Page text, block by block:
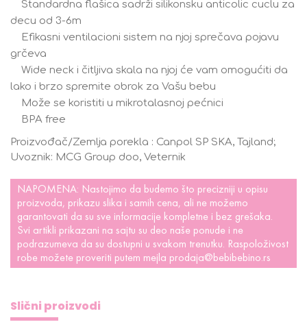
Standardna flašica sadrži silikonsku anticolic cuclu za
decu od 3-6m
Efikasni ventilacioni sistem na njoj sprečava pojavu
grčeva
Wide neck i čitljiva skala na njoj će vam omogućiti da
lako i brzo spremite obrok za Vašu bebu
Može se koristiti u mikrotalasnoj pećnici
BPA free
Proizvođač/Zemlja porekla : Canpol SP SKA, Tajland;
Uvoznik: MCG Group doo, Veternik
NAPOMENA: Nastojimo da budemo što precizniji u opisu
proizvoda, prikazu slika i samih cena, ali ne možemo
garantovati da su sve informacije kompletne i bez grešaka.
Svi artikli prikazani na sajtu su deo naše ponude i ne
podrazumeva da su dostupni u svakom trenutku. Raspoloživost
robe možete proveriti putem mejla prodaja@bebibebino.rs
Slični proizvodi